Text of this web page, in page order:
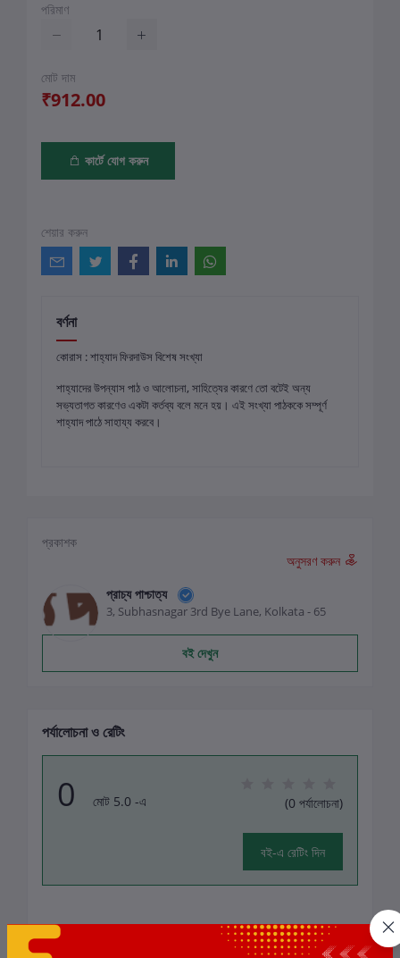
পরিমাণ
মোট দাম
₹912.00
কার্টে যোগ করুন
শেয়ার করুন
বর্ণনা
কোরাস : শাহ্‌যাদ ফিরদাউস বিশেষ সংখ্যা
শাহ্‌যাদের উপন্যাস পাঠ ও আলোচনা, সাহিত্যের কারণে তো বটেই অন্য
সভ্যতাগত কারণেও একটা কর্তব্য বলে মনে হয়। এই সংখ্যা পাঠককে সম্পূর্ণ
শাহ্‌যাদ পাঠে সাহায্য করবে।
প্রকাশক
অনুসরণ করুন
প্রাচ্য পাশ্চাত্য
3, Subhasnagar 3rd Bye Lane, Kolkata - 65
বই দেখুন
পর্যালোচনা ও রেটিং
0 মোট 5.0 -এ (0 পর্যালোচনা)
বই-এ রেটিং দিন
এই বইয়ের জন্য এখনও কোন পর্যালোচনা নেই